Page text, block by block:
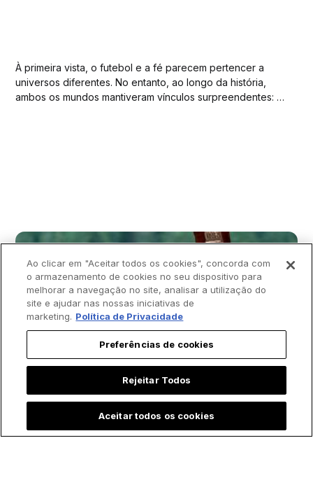
À primeira vista, o futebol e a fé parecem pertencer a
universos diferentes. No entanto, ao longo da história,
ambos os mundos mantiveram vínculos surpreendentes: o
Ao clicar em "Aceitar todos os cookies", concorda com
o armazenamento de cookies no seu dispositivo para
melhorar a navegação no site, analisar a utilização do
site e ajudar nas nossas iniciativas de
marketing. Política de Privacidade
Preferências de cookies
Rejeitar Todos
Aceitar todos os cookies